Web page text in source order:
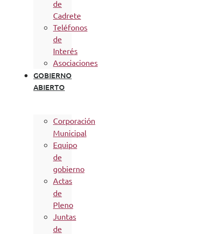
de
Cadrete
Teléfonos
de
Interés
Asociaciones
GOBIERNO
ABIERTO
Corporación
Municipal
Equipo
de
gobierno
Actas
de
Pleno
Juntas
de